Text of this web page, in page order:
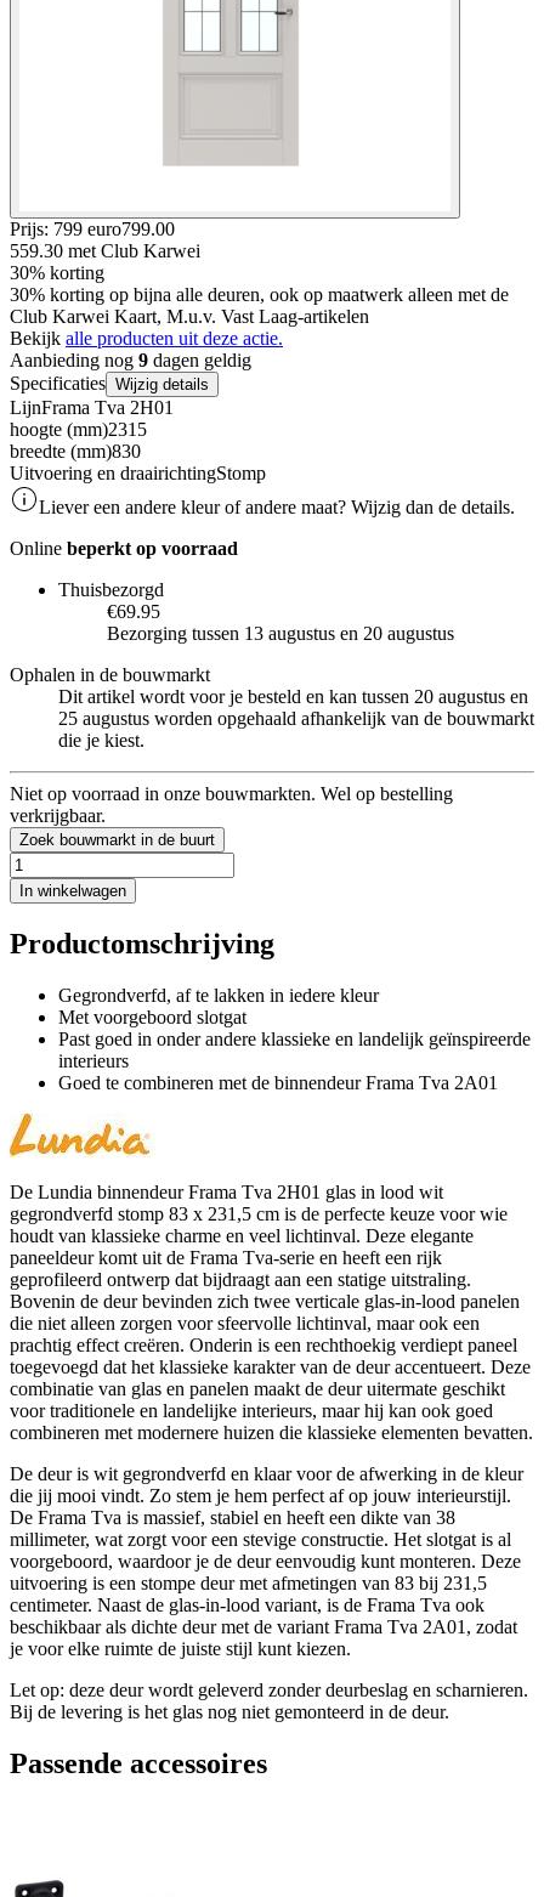
Prijs: 799 euro799.00
559.30 met Club Karwei
30% korting
30% korting op bijna alle deuren, ook op maatwerk alleen met de
Club Karwei Kaart, M.u.v. Vast Laag-artikelen
Bekijk alle producten uit deze actie.
Aanbieding nog 9 dagen geldig
Specificaties Wijzig details
LijnFrama Tva 2H01
hoogte (mm)2315
breedte (mm)830
Uitvoering en draairichtingStomp
Liever een andere kleur of andere maat? Wijzig dan de details.
Online beperkt op voorraad
Thuisbezorgd
€69.95
Bezorging tussen 13 augustus en 20 augustus
Ophalen in de bouwmarkt
Dit artikel wordt voor je besteld en kan tussen 20 augustus en
25 augustus worden opgehaald afhankelijk van de bouwmarkt
die je kiest.
Niet op voorraad in onze bouwmarkten. Wel op bestelling
verkrijgbaar.
Zoek bouwmarkt in de buurt
In winkelwagen
Productomschrijving
Gegrondverfd, af te lakken in iedere kleur
Met voorgeboord slotgat
Past goed in onder andere klassieke en landelijk geïnspireerde
interieurs
Goed te combineren met de binnendeur Frama Tva 2A01
De Lundia binnendeur Frama Tva 2H01 glas in lood wit
gegrondverfd stomp 83 x 231,5 cm is de perfecte keuze voor wie
houdt van klassieke charme en veel lichtinval. Deze elegante
paneeldeur komt uit de Frama Tva-serie en heeft een rijk
geprofileerd ontwerp dat bijdraagt aan een statige uitstraling.
Bovenin de deur bevinden zich twee verticale glas-in-lood panelen
die niet alleen zorgen voor sfeervolle lichtinval, maar ook een
prachtig effect creëren. Onderin is een rechthoekig verdiept paneel
toegevoegd dat het klassieke karakter van de deur accentueert. Deze
combinatie van glas en panelen maakt de deur uitermate geschikt
voor traditionele en landelijke interieurs, maar hij kan ook goed
combineren met modernere huizen die klassieke elementen bevatten.
De deur is wit gegrondverfd en klaar voor de afwerking in de kleur
die jij mooi vindt. Zo stem je hem perfect af op jouw interieurstijl.
De Frama Tva is massief, stabiel en heeft een dikte van 38
millimeter, wat zorgt voor een stevige constructie. Het slotgat is al
voorgeboord, waardoor je de deur eenvoudig kunt monteren. Deze
uitvoering is een stompe deur met afmetingen van 83 bij 231,5
centimeter. Naast de glas-in-lood variant, is de Frama Tva ook
beschikbaar als dichte deur met de variant Frama Tva 2A01, zodat
je voor elke ruimte de juiste stijl kunt kiezen.
Let op: deze deur wordt geleverd zonder deurbeslag en scharnieren.
Bij de levering is het glas nog niet gemonteerd in de deur.
Passende accessoires